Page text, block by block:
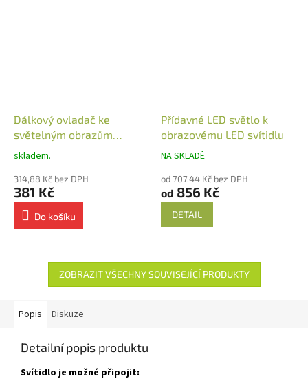
Dálkový ovladač ke
světelným obrazům
nástěnný
skladem.
314,88 Kč bez DPH
381 Kč
Do košíku
Přídavné LED světlo k
obrazovému LED svítidlu
NA SKLADĚ
od 707,44 Kč bez DPH
od 856 Kč
DETAIL
ZOBRAZIT VŠECHNY SOUVISEJÍCÍ PRODUKTY
Popis Diskuze
Detailní popis produktu
Svítidlo je možné připojit: